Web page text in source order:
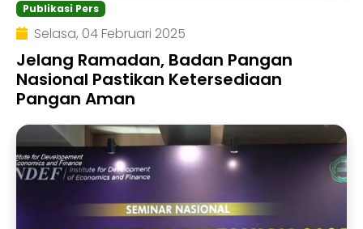
Publikasi Pers
Selasa, 04 Februari 2025
Jelang Ramadan, Badan Pangan
Nasional Pastikan Ketersediaan
Pangan Aman